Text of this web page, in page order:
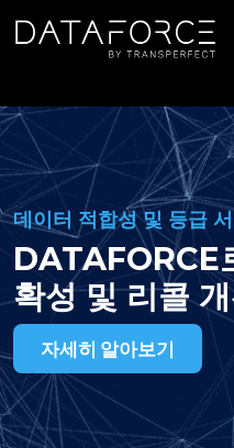
데이터 적합성 및 등급
DATAFORCE
확성 및 리콜
자세히 알아보기